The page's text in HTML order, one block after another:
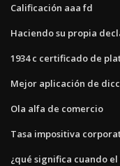
Calificación aaa fd
Haciendo su propia
1934 c certificado de
Mejor aplicación de
Ola alfa de comercio
Tasa impositiva
¿qué significa cuando